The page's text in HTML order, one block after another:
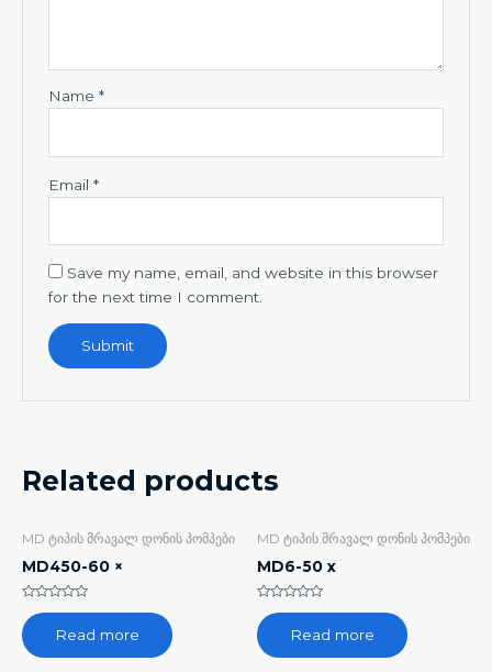
Name *
Email *
Save my name, email, and website in this browser
for the next time I comment.
Related products
MD ტიპის მრავალ დონის პომპები
MD450-60 ×
Rated
0
out
of
Read more
MD ტიპის მრავალ დონის პომპები
MD6-50 x
Rated
0
out
of
Read more